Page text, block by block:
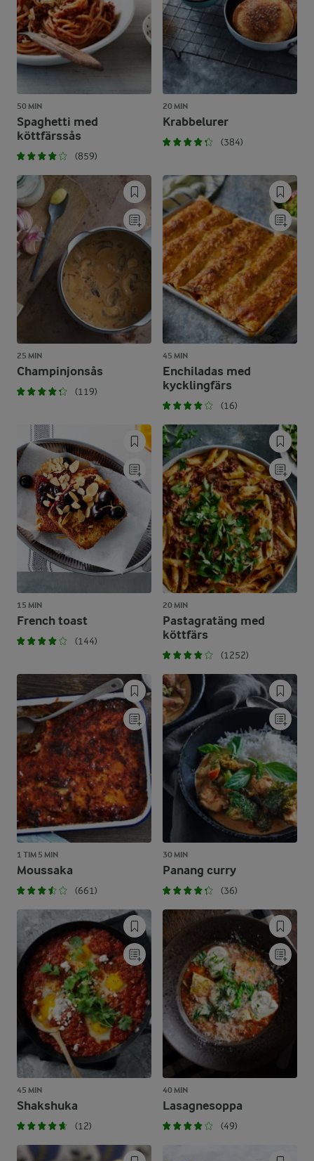
50 MIN
Spaghetti med
köttfärssås
(859)
20 MIN
Krabbelurer
(384)
25 MIN
Champinjonsås
(119)
45 MIN
Enchiladas med
kycklingfärs
(16)
15 MIN
French toast
(144)
20 MIN
Pastagratäng med
köttfärs
(1252)
1 TIM 5 MIN
Moussaka
(661)
30 MIN
Panang curry
(36)
45 MIN
Shakshuka
(12)
40 MIN
Lasagnesoppa
(49)